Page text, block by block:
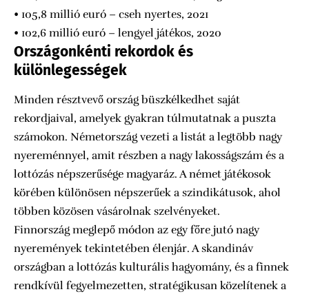
• 105,8 millió euró – cseh nyertes, 2021
• 102,6 millió euró – lengyel játékos, 2020
Országonkénti rekordok és
különlegességek
Minden résztvevő ország büszkélkedhet saját
rekordjaival, amelyek gyakran túlmutatnak a puszta
számokon. Németország vezeti a listát a legtöbb nagy
nyereménnyel, amit részben a nagy lakosságszám és a
lottózás népszerűsége magyaráz. A német játékosok
körében különösen népszerűek a szindikátusok, ahol
többen közösen vásárolnak szelvényeket.
Finnország meglepő módon az egy főre jutó nagy
nyeremények tekintetében élenjár. A skandináv
országban a lottózás kulturális hagyomány, és a finnek
rendkívül fegyelmezetten, stratégikusan közelítenek a